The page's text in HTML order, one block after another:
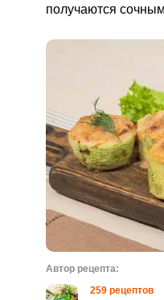
получаются
Автор рецепта:
259 рецептов